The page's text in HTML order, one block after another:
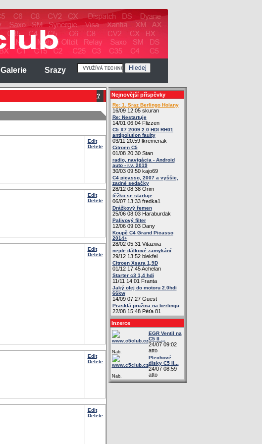
Galerie Srazy
?
Edit
Delete
Edit
Delete
Edit
Delete
Edit
Delete
Edit
Delete
Nejnovější příspěvky
Re: 1. Sraz Berlingo Holany
16/09 12:05 skuran
Re: Nestartuje
14/01 06:04 Flizzen
C5 X7 2009 2.0 HDI RH01
antipolution faulty
03/11 20:59 lkremenak
Citroen C5
01/08 20:30 Stan
radio, navigácia - Android
auto - r.v. 2019
30/03 09:50 kajo69
C4 picasso, 2007 a vyššie,
zadné sedačky
28/12 08:38 Orim
těžko se startuje
06/07 13:33 fredka1
Drážkový řemen
25/06 08:03 Haraburdak
Palivový filter
12/06 09:03 Dany
Koupě C4 Grand Picasso
2014+
28/02 05:31 Vitazwa
nejde dálkové zamykání
29/12 13:52 blekfel
Citroen Xsara 1,9D
01/12 17:45 Achelan
Starter c3 1,4 hdi
11/11 14:01 Franta
Jaký olej do motoru 2.0hdi
66kw
14/09 07:27 Guest
Prasklá pružina na berlingu
22/08 15:48 Péťa 81
Inzerce
Nab.
EGR Ventil na
C5 II ...
24/07 09:02
atto
Nab.
Plechové
disky C5 II...
24/07 08:59
atto